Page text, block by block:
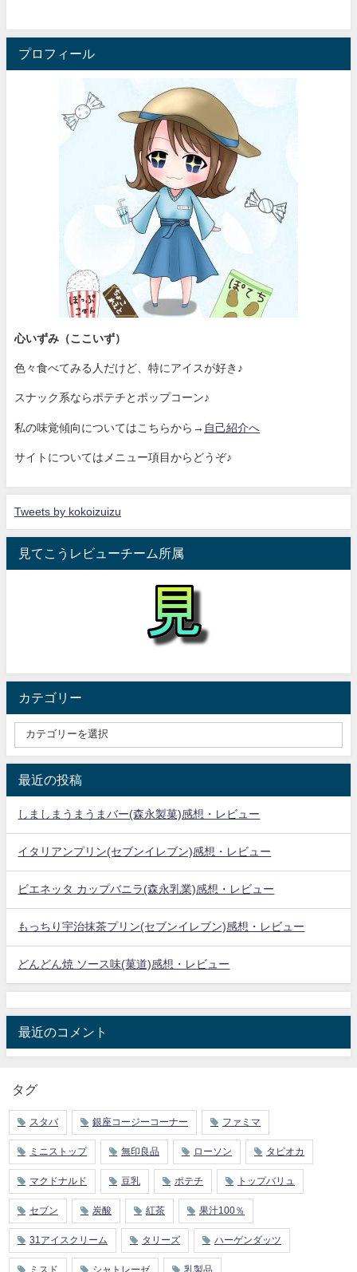
プロフィール
心いずみ（ここいず）
色々食べてみる人だけど、特にアイスが好き♪
スナック系ならポテチとポップコーン♪
私の味覚傾向についてはこちらから→ 自己紹介へ
サイトについてはメニュー項目からどうぞ♪
Tweets by kokoizuizu
見てこうレビューチーム所属
カテゴリー
最近の投稿
しましまうまうまバー(森永製菓)感想・レビュー
イタリアンプリン(セブンイレブン)感想・レビュー
ビエネッタ カップバニラ(森永乳業)感想・レビュー
もっちり宇治抹茶プリン(セブンイレブン)感想・レビュー
どんどん焼 ソース味(菓道)感想・レビュー
最近のコメント
タグ
スタバ 銀座コージーコーナー ファミマ
ミニストップ 無印良品 ローソン タピオカ
マクドナルド 豆乳 ポテチ トップバリュ
セブン 炭酸 紅茶 果汁100％
31アイスクリーム タリーズ ハーゲンダッツ
ミスド シャトレーゼ 乳製品